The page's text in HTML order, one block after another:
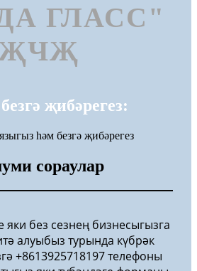
ГЛАСС"
җибәрегез:
һәм безгә җибәрегез
сораулар
без сезнең бизнесыгызга
алуыбыз турында күбрәк
+8613925718197 телефоны